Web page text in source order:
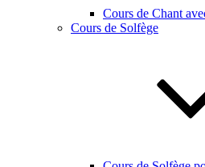
Cours de Chant
Cours de Solfège